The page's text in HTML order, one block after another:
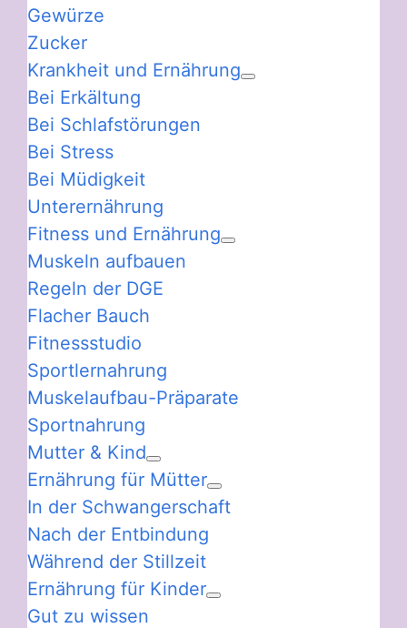
Gewürze
Zucker
Krankheit und Ernährung
Bei Erkältung
Bei Schlafstörungen
Bei Stress
Bei Müdigkeit
Unterernährung
Fitness und Ernährung
Muskeln aufbauen
Regeln der DGE
Flacher Bauch
Fitnessstudio
Sportlernahrung
Muskelaufbau-Präparate
Sportnahrung
Mutter & Kind
Ernährung für Mütter
In der Schwangerschaft
Nach der Entbindung
Während der Stillzeit
Ernährung für Kinder
Gut zu wissen